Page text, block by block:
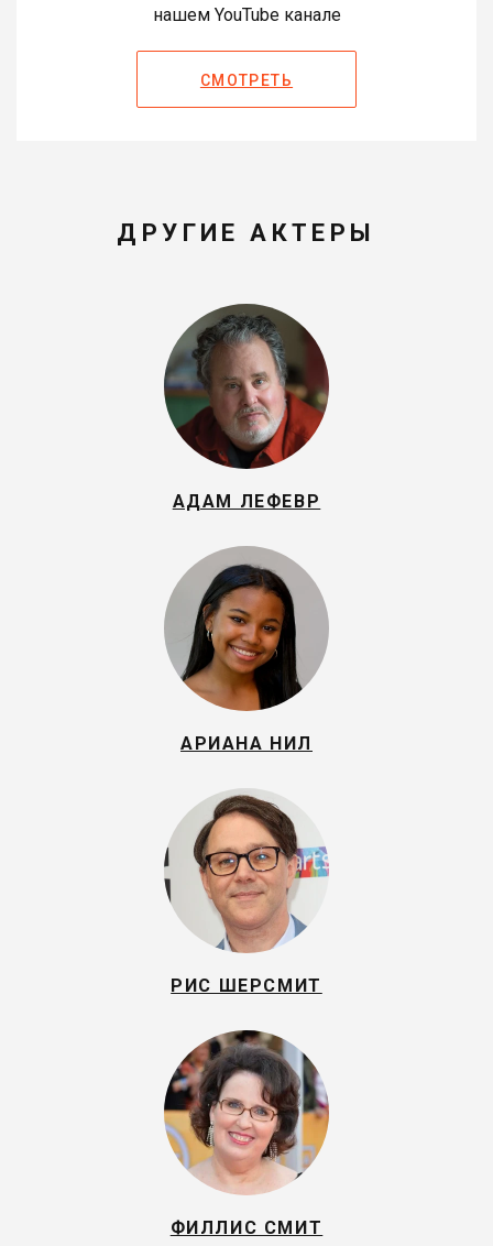
нашем YouTube канале
СМОТРЕТЬ
ДРУГИЕ АКТЕРЫ
АДАМ ЛЕФЕВР
АРИАНА НИЛ
РИС ШЕРСМИТ
ФИЛЛИС СМИТ